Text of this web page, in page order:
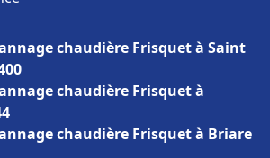
chaudière Frisquet à Saint
chaudière Frisquet à
chaudière Frisquet à Briare